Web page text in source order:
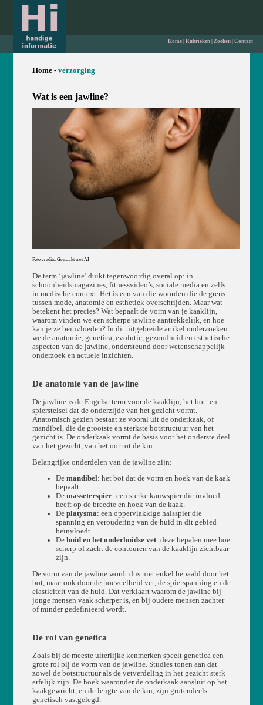
Home| Rubrieken| Zoeken| Contact
Home - verzorging
Wat is een jawline?
Foto credits: Gemaakt met AI
De term ‘jawline’ duikt tegenwoordig overal op: in
schoonheidsmagazines, fitnessvideo’s, sociale media en zelfs
in medische context. Het is een van die woorden die de grens
tussen mode, anatomie en esthetiek overschrijden. Maar wat
betekent het precies? Wat bepaalt de vorm van je kaaklijn,
waarom vinden we een scherpe jawline aantrekkelijk, en hoe
kan je ze beïnvloeden? In dit uitgebreide artikel onderzoeken
we de anatomie, genetica, evolutie, gezondheid en esthetische
aspecten van de jawline, ondersteund door wetenschappelijk
onderzoek en actuele inzichten.
De anatomie van de jawline
De jawline is de Engelse term voor de kaaklijn, het bot- en
spierstelsel dat de onderzijde van het gezicht vormt.
Anatomisch gezien bestaat ze vooral uit de onderkaak, of
mandibel, die de grootste en sterkste botstructuur van het
gezicht is. De onderkaak vormt de basis voor het onderste deel
van het gezicht, van het oor tot de kin.
Belangrijke onderdelen van de jawline zijn:
De mandibel: het bot dat de vorm en hoek van de kaak
bepaalt.
De masseterspier: een sterke kauwspier die invloed
heeft op de breedte en hoek van de kaak.
De platysma: een oppervlakkige halsspier die
spanning en veroudering van de huid in dit gebied
beïnvloedt.
De huid en het onderhuidse vet: deze bepalen mee hoe
scherp of zacht de contouren van de kaaklijn zichtbaar
zijn.
De vorm van de jawline wordt dus niet enkel bepaald door het
bot, maar ook door de hoeveelheid vet, de spierspanning en de
elasticiteit van de huid. Dat verklaart waarom de jawline bij
jonge mensen vaak scherper is, en bij oudere mensen zachter
of minder gedefinieerd wordt.
De rol van genetica
Zoals bij de meeste uiterlijke kenmerken speelt genetica een
grote rol bij de vorm van de jawline. Studies tonen aan dat
zowel de botstructuur als de vetverdeling in het gezicht sterk
erfelijk zijn. De hoek waaronder de onderkaak aansluit op het
kaakgewricht, en de lengte van de kin, zijn grotendeels
genetisch vastgelegd.